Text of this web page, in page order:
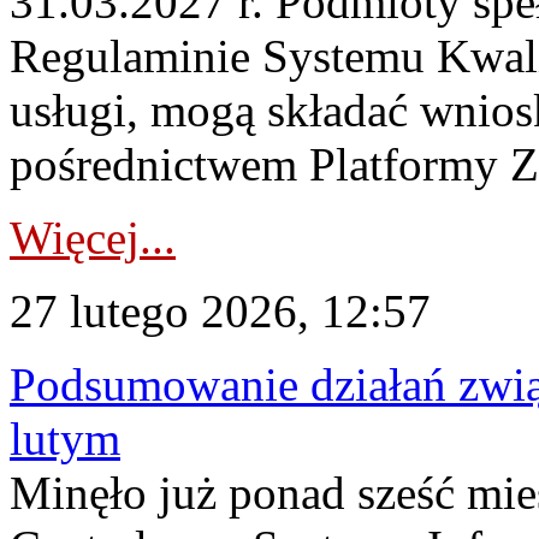
Regulaminie Systemu
usługi, mogą składać
pośrednictwem Platformy
Więcej...
27 lutego 2026, 12:57
Podsumowanie działań
lutym
Minęło już ponad sześć